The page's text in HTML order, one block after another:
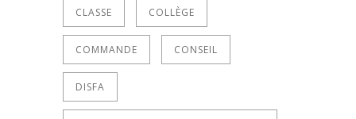
CLASSE COLLÈGE
COMMANDE CONSEIL
DISFA